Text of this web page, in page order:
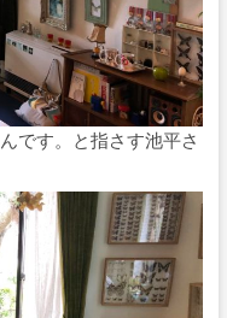
です。と指さす池平さ